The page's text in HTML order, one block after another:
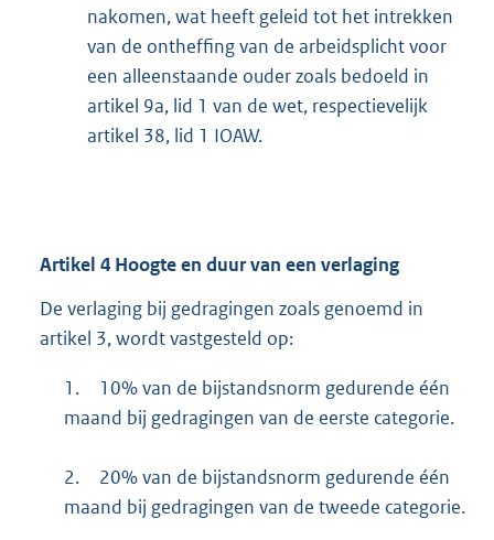
nakomen, wat heeft geleid tot het intrekken
van de ontheffing van de arbeidsplicht voor
een alleenstaande ouder zoals bedoeld in
artikel 9a, lid 1 van de wet, respectievelijk
artikel 38, lid 1 IOAW.
Artikel 4 Hoogte en duur van een verlaging
De verlaging bij gedragingen zoals genoemd in
artikel 3, wordt vastgesteld op:
1.
10% van de bijstandsnorm gedurende één
maand bij gedragingen van de eerste categorie.
2.
20% van de bijstandsnorm gedurende één
maand bij gedragingen van de tweede categorie.